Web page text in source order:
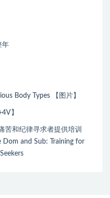
年
Body Types 【图片】
】
苦和纪律寻求者提供培训
Dom and Sub: Training for